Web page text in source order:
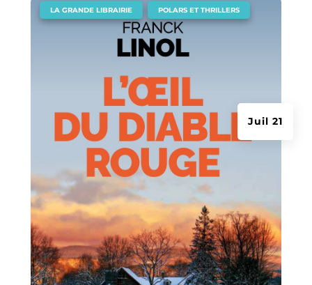
Juil 21
LA GRANDE LIBRAIRIE POLARS ET THRILLERS